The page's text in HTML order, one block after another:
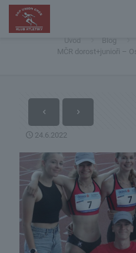
MČR dorost+junioři –
Úvod Blog
MČR dorost+junioři –
24.6.2022